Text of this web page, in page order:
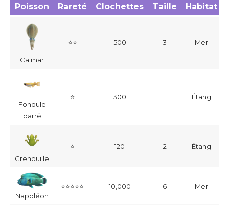
Poisson Rareté Clochettes Taille Habitat
Calmar
⭐⭐ 500 3 Mer
Fondule
barré
⭐ 300 1 Étang
Grenouille
⭐ 120 2 Étang
Napoléon
⭐⭐⭐⭐⭐ 10,000 6 Mer